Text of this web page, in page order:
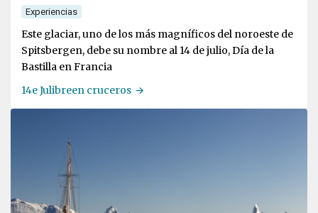
Experiencias
Este glaciar, uno de los más magníficos del noroeste de
Spitsbergen, debe su nombre al 14 de julio, Día de la
Bastilla en Francia
14e Julibreen cruceros